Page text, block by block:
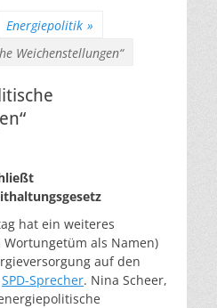
Energiepolitik »
Weichenstellungen“
hat ein weiteres
als Namen)
auf den
SPD-Sprecher. Nina Scheer,